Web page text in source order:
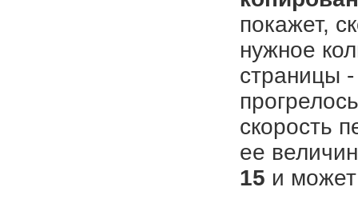
покажет,
нужное
страницы -
скорость
ее
15 и